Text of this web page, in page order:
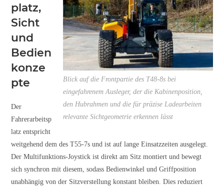
Blick auf die Frontpartie des T48-8s bei
eingefahrenem Ausleger, der die Kabinenposition,
den Hubrahmen und die für präzise Ladearbeiten
relevante Sichtgeometrie erkennen lässt
platz,
Sicht
und
Bedien
konze
pte
Der
Fahrerarbeitsp
latz entspricht
weitgehend dem des T55-7s und ist auf lange Einsatzzeiten ausgelegt.
Der Multifunktions-Joystick ist direkt am Sitz montiert und bewegt
sich synchron mit diesem, sodass Bedienwinkel und Griffposition
unabhängig von der Sitzverstellung konstant bleiben. Dies reduziert